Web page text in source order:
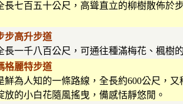
長七百五十公尺，高聳直立的柳樹散佈於
步高升步道
長一千八百公尺，可通往種滿梅花、楓樹
格麗特步道
鮮為人知的一條路線，全長約600公尺，
放的小白花隨風搖曳，備感恬靜悠閒。